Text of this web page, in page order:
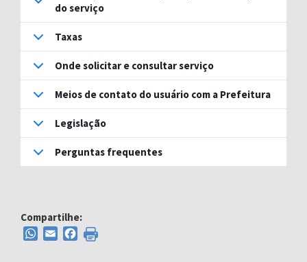
do serviço
Taxas
Onde solicitar e consultar serviço
Meios de contato do usuário com a Prefeitura
Legislação
Perguntas frequentes
Compartilhe:
WhatsApp
EmailFacebook